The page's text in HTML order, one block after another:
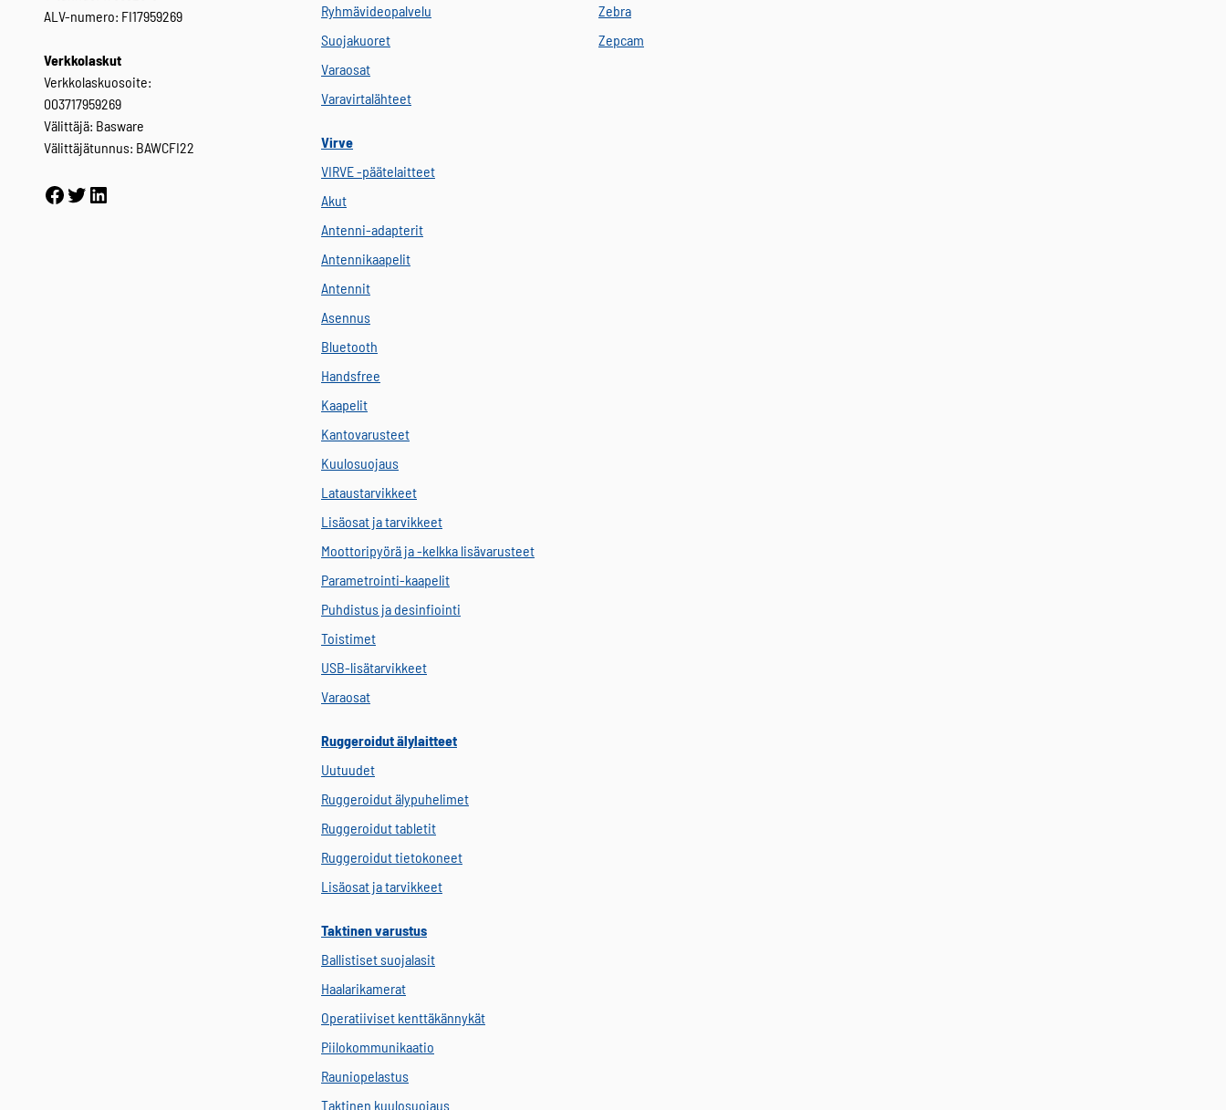
ALV-numero: FI17959269
Verkkolaskut
Verkkolaskuosoite:
003717959269
Välittäjä: Basware
Välittäjätunnus: BAWCFI22
Ryhmävideopalvelu
Suojakuoret
Varaosat
Varavirtalähteet
Virve
VIRVE -päätelaitteet
Akut
Antenni-adapterit
Antennikaapelit
Antennit
Asennus
Bluetooth
Handsfree
Kaapelit
Kantovarusteet
Kuulosuojaus
Lataustarvikkeet
Lisäosat ja tarvikkeet
Moottoripyörä ja -kelkka lisävarusteet
Parametrointi-kaapelit
Puhdistus ja desinfiointi
Toistimet
USB-lisätarvikkeet
Varaosat
Ruggeroidut älylaitteet
Uutuudet
Ruggeroidut älypuhelimet
Ruggeroidut tabletit
Ruggeroidut tietokoneet
Lisäosat ja tarvikkeet
Taktinen varustus
Ballistiset suojalasit
Haalarikamerat
Operatiiviset kenttäkännykät
Piilokommunikaatio
Rauniopelastus
Taktinen kuulosuojaus
Zebra
Zepcam